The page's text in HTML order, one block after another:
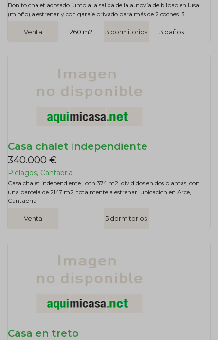
Bonito chalet adosado junto a la salida de la autovía de bilbao en lusa
(mioño).a estrenar y con garaje privado para más de 2 coches. 3...
Venta 260 m2 3 dormitorios 3 baños
Casa chalet independiente
340.000 €
Piélagos, Cantabria
Casa chalet independiente , con 374 m2, divididos en dos plantas, con
una parcela de 2147 m2, totalmente a estrenar. ubicacion en Arce,
Cantabria
Venta 5 dormitorios
Casa en treto